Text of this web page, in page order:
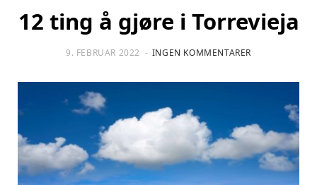
12 ting å gjøre i Torrevieja
9. FEBRUAR 2022 INGEN KOMMENTARER